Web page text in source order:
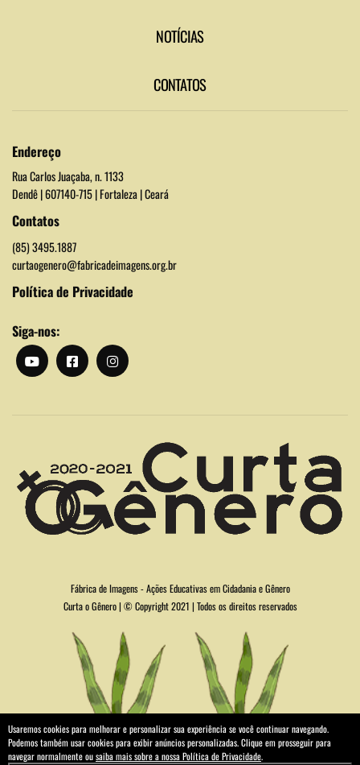
NOTÍCIAS
CONTATOS
Endereço
Rua Carlos Juaçaba, n. 1133
Dendê | 607140-715 | Fortaleza | Ceará
Contatos
(85) 3495.1887
curtaogenero@fabricadeimagens.org.br
Política de Privacidade
Siga-nos:
Fábrica de Imagens - Ações Educativas em Cidadania e Gênero
Curta o Gênero | © Copyright 2021 | Todos os direitos reservados
Usaremos cookies para melhorar e personalizar sua experiência se você continuar navegando.
Podemos também usar cookies para exibir anúncios personalizadas. Clique em prosseguir para
navegar normalmente ousaiba mais sobre a nossa Política de Privacidade.